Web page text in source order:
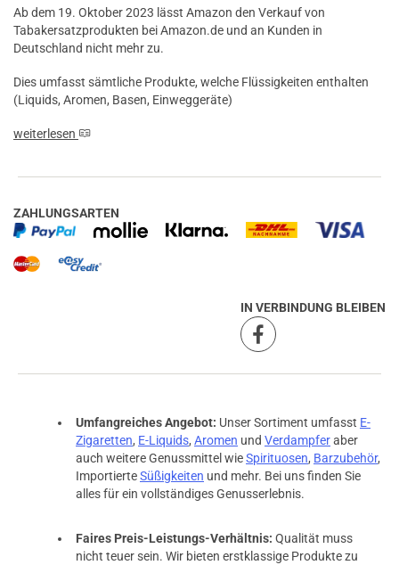
Ab dem 19. Oktober 2023 lässt Amazon den Verkauf von
Tabakersatzprodukten bei Amazon.de und an Kunden in
Deutschland nicht mehr zu.
Dies umfasst sämtliche Produkte, welche Flüssigkeiten enthalten
(Liquids, Aromen, Basen, Einweggeräte)
weiterlesen
ZAHLUNGSARTEN
IN VERBINDUNG BLEIBEN
Umfangreiches Angebot: Unser Sortiment umfasst E-
Zigaretten, E-Liquids, Aromen und Verdampferaber
auch weitere Genussmittel wieSpirituosen, Barzubehör,
ImportierteSüßigkeiten und mehr. Bei uns finden Sie
alles für ein vollständiges Genusserlebnis.
Faires Preis-Leistungs-Verhältnis: Qualität muss
nicht teuer sein. Wir bieten erstklassige Produkte zu